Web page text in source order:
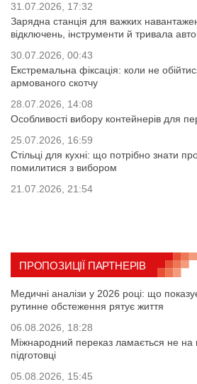
31.07.2026, 17:32
Зарядна станція для важких
відключень, інструменти й тривала
30.07.2026, 00:43
Екстремальна фіксація: коли не
армованого скотчу
28.07.2026, 14:08
Особливості вибору контейнерів для
25.07.2026, 16:59
Стільці для кухні: що потрібно знати
помилитися з вибором
21.07.2026, 21:54
ПРОПОЗИЦІЇ ПАРТНЕРІВ
Медичні аналізи у 2026 році: що
рутинне обстеження рятує життя
06.08.2026, 18:28
Міжнародний переказ ламається не на
підготовці
05.08.2026, 15:45